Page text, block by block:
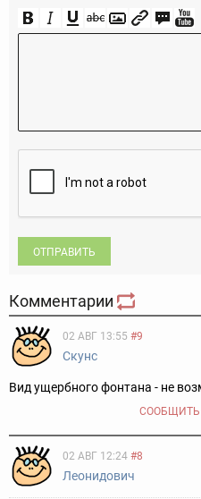
ОТПРАВИТЬ
Комментарии
02 АВГ 13:55 #9
Скунс
Вид ущербного фонтана - не
СООБЩИТЬ
02 АВГ 12:24 #8
Леонидович